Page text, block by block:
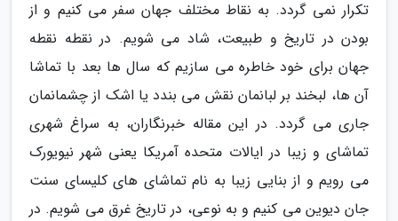
تکرار نمی گردد. به نقاط مختلف جهان سفر می کنیم و از
بودن در تاریخ و طبیعت، شاد می شویم. در نقطه نقطه
جهان برای خود خاطره می سازیم که سال ها بعد با تماشا
آن ها، لبخند بر لبانمان نقش می بندد یا اشک از چشمانمان
جاری می گردد. در این مقاله خبرنگاران، به سراغ شهری
تماشای و زیبا در ایالات متحده آمریکا یعنی شهر نیویورک
می رویم و از بنایی زیبا به نام تماشای های کلیسای سنت
جان دیوین می کنیم و به نوعی، در تاریخ غرق می شویم. در